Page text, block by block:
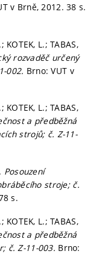
v Brně, 2012. 38 s.
KOTEK, L.; TABAS,
rozvaděč určený
002. Brno: VUT v
KOTEK, L.; TABAS,
a předběžná
strojů; č. Z-11-
Posouzení
stroje; č.
s.
KOTEK, L.; TABAS,
a předběžná
č. Z-11-003. Brno: